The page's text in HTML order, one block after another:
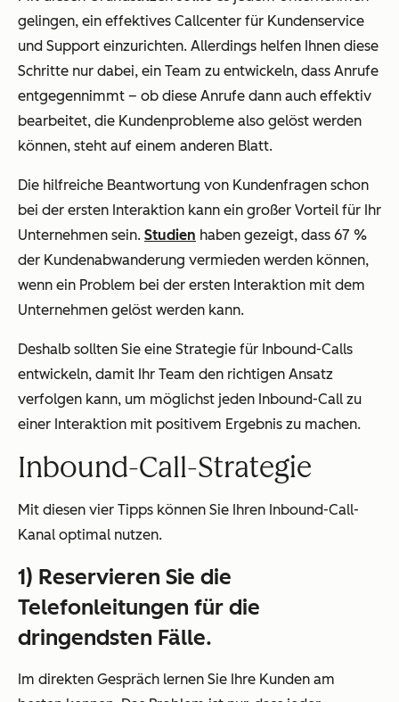
gelingen, ein effektives Callcenter für Kundenservice
und Support einzurichten. Allerdings helfen Ihnen diese
Schritte nur dabei, ein Team zu entwickeln, dass Anrufe
entgegennimmt – ob diese Anrufe dann auch effektiv
bearbeitet, die Kundenprobleme also gelöst werden
können, steht auf einem anderen Blatt.
Die hilfreiche Beantwortung von Kundenfragen schon
bei der ersten Interaktion kann ein großer Vorteil für Ihr
Unternehmen sein. Studien haben gezeigt, dass 67 %
der Kundenabwanderung vermieden werden können,
wenn ein Problem bei der ersten Interaktion mit dem
Unternehmen gelöst werden kann.
Deshalb sollten Sie eine Strategie für Inbound-Calls
entwickeln, damit Ihr Team den richtigen Ansatz
verfolgen kann, um möglichst jeden Inbound-Call zu
einer Interaktion mit positivem Ergebnis zu machen.
Inbound-Call-Strategie
Mit diesen vier Tipps können Sie Ihren Inbound-Call-
Kanal optimal nutzen.
1) Reservieren Sie die
Telefonleitungen für die
dringendsten Fälle.
Im direkten Gespräch lernen Sie Ihre Kunden am